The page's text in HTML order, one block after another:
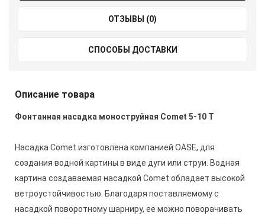
ОТЗЫВЫ (0)
СПОСОБЫ ДОСТАВКИ
Описание товара
Фонтанная насадка моноструйная Comet 5-10 Т
Насадка Comet изготовлена компанией OASE, для
создания водной картины в виде дуги или струи. Водная
картина создаваемая насадкой Comet обладает высокой
ветроустойчивостью. Благодаря поставляемому с
насадкой поворотному шарниру, ее можно поворачивать